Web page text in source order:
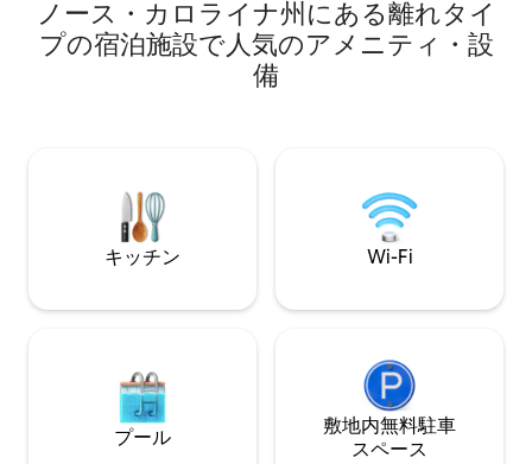
てください。プールは緑でメインの家か
ら遮られています。11月上旬までオープ
います。忘れられない思い出のためにカ
軽食、コーヒー、飲み物
ワー付きのフルバ
たキッチン付き
ルームが含まれて
気自動車の充電が
スは独立した建物
あります。
ノース・カロライナ州にある離れタイ
プの宿泊施設で人気のアメニティ・設
備
キッチン Wi-Fi
プール
敷地内無料駐⁠車
ス⁠ペ⁠ー⁠ス